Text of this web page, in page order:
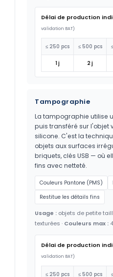
Délai de production
validation BAT)
≤ 250 pcs ≤ 500 pcs
1 j 2 j
Tampographie
La tampographie utilise
puis transféré sur l'objet
silicone. C'est la
objets aux surfaces
briquets, clés USB — où
fins avec netteté.
Couleurs Pantone (PMS)
Restitue les détails fins
Usage : objets de petite
texturées · Couleurs max : 4
Délai de production
validation BAT)
≤ 250 pcs ≤ 500 pcs